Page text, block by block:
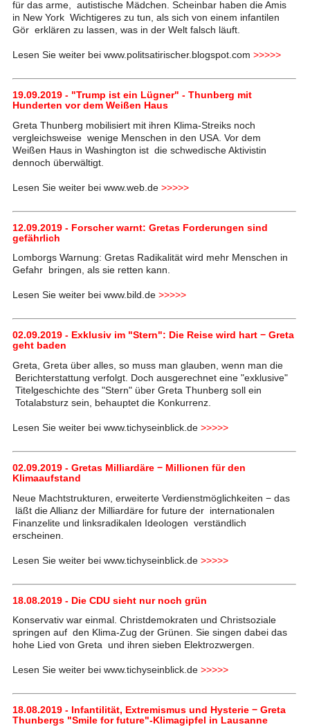
für das arme, autistische Mädchen. Scheinbar haben die Amis
in New York Wichtigeres zu tun, als sich von einem infantilen
Gör erklären zu lassen, was in der Welt falsch läuft.
Lesen Sie weiter bei www.politsatirischer.blogspot.com >>>>>
19.09.2019 - "Trump ist ein Lügner" - Thunberg mit
Hunderten vor dem Weißen Haus
Greta Thunberg mobilisiert mit ihren Klima-Streiks noch
vergleichsweise wenige Menschen in den USA. Vor dem
Weißen Haus in Washington ist die schwedische Aktivistin
dennoch überwältigt.
Lesen Sie weiter bei www.web.de >>>>>
12.09.2019 - Forscher warnt: Gretas Forderungen sind
gefährlich
Lomborgs Warnung: Gretas Radikalität wird mehr Menschen in
Gefahr bringen, als sie retten kann.
Lesen Sie weiter bei www.bild.de >>>>>
02.09.2019 - Exklusiv im "Stern": Die Reise wird hart − Greta
geht baden
Greta, Greta über alles, so muss man glauben, wenn man die
Berichterstattung verfolgt. Doch ausgerechnet eine "exklusive"
Titelgeschichte des "Stern" über Greta Thunberg soll ein
Totalabsturz sein, behauptet die Konkurrenz.
Lesen Sie weiter bei www.tichyseinblick.de >>>>>
02.09.2019 - Gretas Milliardäre − Millionen für den
Klimaaufstand
Neue Machtstrukturen, erweiterte Verdienstmöglichkeiten − das
läßt die Allianz der Milliardäre for future der internationalen
Finanzelite und linksradikalen Ideologen verständlich
erscheinen.
Lesen Sie weiter bei www.tichyseinblick.de >>>>>
18.08.2019 - Die CDU sieht nur noch grün
Konservativ war einmal. Christdemokraten und Christsoziale
springen auf den Klima-Zug der Grünen. Sie singen dabei das
hohe Lied von Greta und ihren sieben Elektrozwergen.
Lesen Sie weiter bei www.tichyseinblick.de >>>>>
18.08.2019 - Infantilität, Extremismus und Hysterie − Greta
Thunbergs "Smile for future"-Klimagipfel in Lausanne